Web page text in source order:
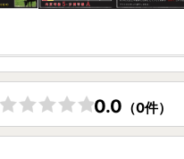
0.0 （0件）